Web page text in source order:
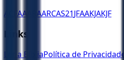
ACFAA ARAARCAS21JFAAKJAKJF
Links
Ler a BíbliaPolítica de Privacidade